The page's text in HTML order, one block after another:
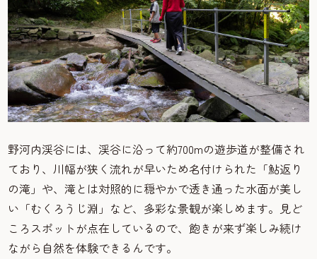
野河内渓谷には、渓谷に沿って約700mの遊歩道が整備され
ており、川幅が狭く流れが早いため名付けられた「鮎返り
の滝」や、滝とは対照的に穏やかで透き通った水面が美し
い「むくろうじ淵」など、多彩な景観が楽しめます。見ど
ころスポットが点在しているので、飽きが来ず楽しみ続け
ながら自然を体験できるんです。